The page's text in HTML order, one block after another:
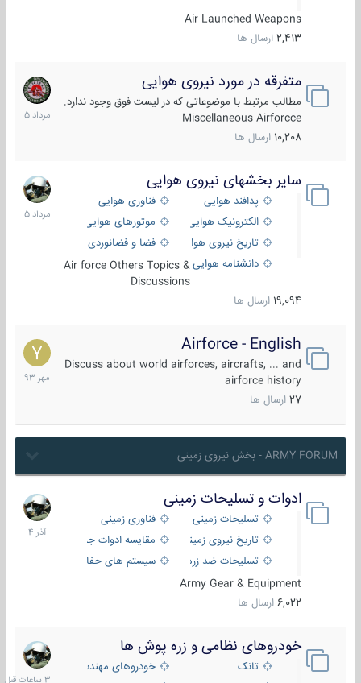
Air Launched Weapons
2,413 ارسال ها
متفرقه در مورد نیروی هوایی
مطالب مرتبط با موضوعاتی که در لیست فوق وجود ندارد.
Miscellaneous Airforcce
10,208 ارسال ها
7
مرداد
1405
سایر بخشهای نیروی هوایی
پدافند هوایی
فناوری هوایی
الکترونیک هوایی
موتورهای هوایی
تاریخ نیروی هوایی
فضا و فضانوردی
دانشنامه هواییAir force Others Topics &
Discussions
19,094 ارسال ها
2
مرداد
1405
Airforce - English
Discuss about world airforces, aircrafts, ... and
airforce history
27 ارسال ها
15
مهر
1393
ARMY FORUM - بخش نیروی زمینی
ادوات و تسلیحات زمینی
تسلیحات زمینی
فناوری زمینی
تاریخ نیروی زمینی
مقایسه ادوات جنگی
تسلیحات ضد زره
سیستم های حفاظت فعال
Army Gear & Equipment
6,022 ارسال ها
21
آذر
1404
خودروهای نظامی و زره پوش ها
تانک
خودروهای مهندسی
3
ساعات
قبل